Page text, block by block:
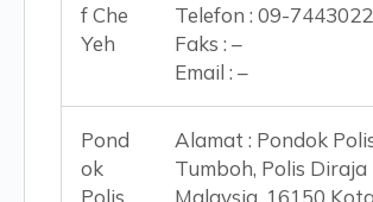
f Che
Yeh
Telefon : 09-7443022
Faks : –
Email : –
Pond
ok
Polis
Alamat : Pondok
Tumboh, Polis Diraja
Malaysia, 16150